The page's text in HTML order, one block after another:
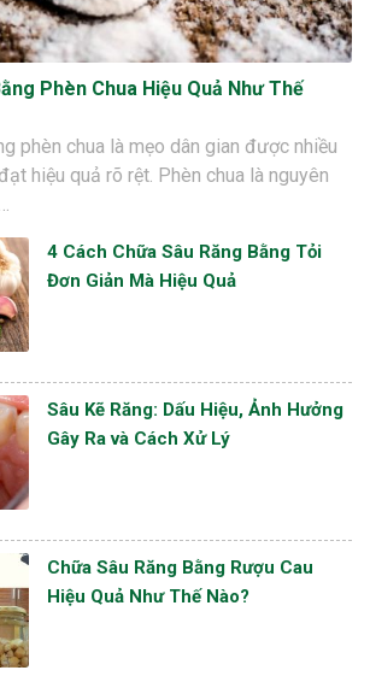
Phèn Chua Hiệu Quả Như Thế
phèn chua là mẹo dân gian được nhiều
hiệu quả rõ rệt. Phèn chua là nguyên
4 Cách Chữa Sâu Răng Bằng Tỏi
Đơn Giản Mà Hiệu Quả
Sâu Kẽ Răng: Dấu Hiệu, Ảnh Hưởng
Gây Ra và Cách Xử Lý
Chữa Sâu Răng Bằng Rượu Cau
Hiệu Quả Như Thế Nào?